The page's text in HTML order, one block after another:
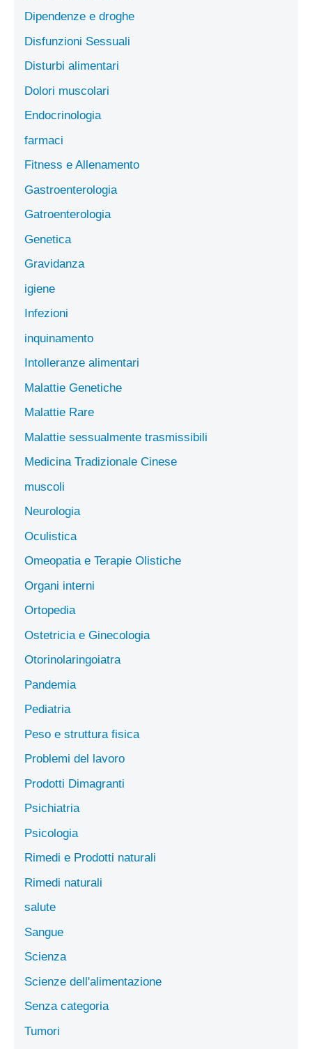
Dipendenze e droghe
Disfunzioni Sessuali
Disturbi alimentari
Dolori muscolari
Endocrinologia
farmaci
Fitness e Allenamento
Gastroenterologia
Gatroenterologia
Genetica
Gravidanza
igiene
Infezioni
inquinamento
Intolleranze alimentari
Malattie Genetiche
Malattie Rare
Malattie sessualmente trasmissibili
Medicina Tradizionale Cinese
muscoli
Neurologia
Oculistica
Omeopatia e Terapie Olistiche
Organi interni
Ortopedia
Ostetricia e Ginecologia
Otorinolaringoiatra
Pandemia
Pediatria
Peso e struttura fisica
Problemi del lavoro
Prodotti Dimagranti
Psichiatria
Psicologia
Rimedi e Prodotti naturali
Rimedi naturali
salute
Sangue
Scienza
Scienze dell'alimentazione
Senza categoria
Tumori